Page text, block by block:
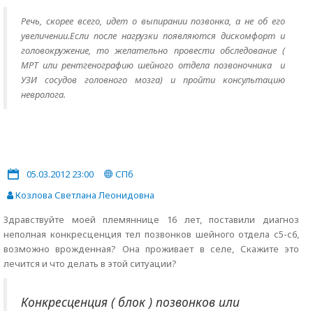
Речь, скорее всего, идет о выпирании позвонка, а не об его
увеличении.Если после нагрузки появляются дискомфорт и
головокружение, то желательно провести обследование (
МРТ или рентгенографию шейного отдела позвоночника и
УЗИ сосудов головного мозга) и пройти консультацию
невролога.
05.03.2012 23:00
СПб
Козлова Светлана Леонидовна
Здравствуйте моей племяннице 16 лет, поставили диагноз
неполная конкресценция тел позвонков шейного отдела с5-с6,
возможно врожденная? Она проживает в селе, Скажите это
лечится и что делать в этой ситуации?
Конкресценция ( блок ) позвонков или